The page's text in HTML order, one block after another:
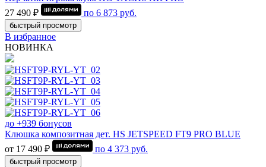
27 490 ₽
по 6 873 руб.
быстрый просмотр
В избранное
НОВИНКА
до +939 бонусов
Клюшка композитная дет. HS JETSPEED FT9 PRO BLUE
от 17 490 ₽
по 4 373 руб.
быстрый просмотр